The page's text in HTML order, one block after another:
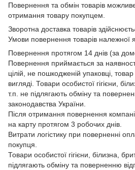
Повернення та обмін товарів
отримання товару покупцем.
Зворотна доставка товарів
Умови повернення товарів належної
Повернення протягом 14 днів (за
Повернення приймається за
цілій, не пошкодженій упаковці,
вигляді. Товари особистої гігієни,
т.п. не підлягають обміну та
законодавства України.
Після отримання повернення
на карту протягом 3 робочих днів.
Витрати логістику при поверненні
покупця.
Товари особистої гігієни, білизна,
підлягають обміну та поверненню